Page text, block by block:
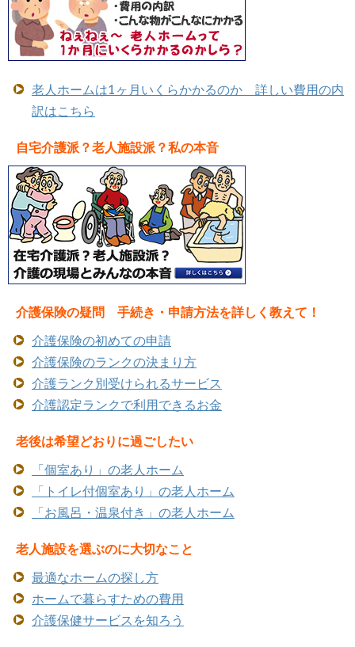
老人ホームは1ヶ月いくらかかるのか 詳しい費用の内
訳はこちら
自宅介護派？老人施設派？私の本音
介護保険の疑問 手続き・申請方法を詳しく教えて！
介護保険の初めての申請
介護保険のランクの決まり方
介護ランク別受けられるサービス
介護認定ランクで利用できるお金
老後は希望どおりに過ごしたい
「個室あり」の老人ホーム
「トイレ付個室あり」の老人ホーム
「お風呂・温泉付き」の老人ホーム
老人施設を選ぶのに大切なこと
最適なホームの探し方
ホームで暮らすための費用
介護保健サービスを知ろう